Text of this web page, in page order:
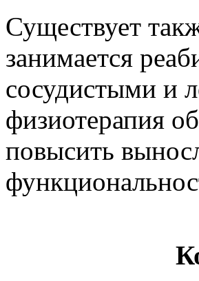
Существует
занимается
сосудистыми и
физиотерапия
повысить